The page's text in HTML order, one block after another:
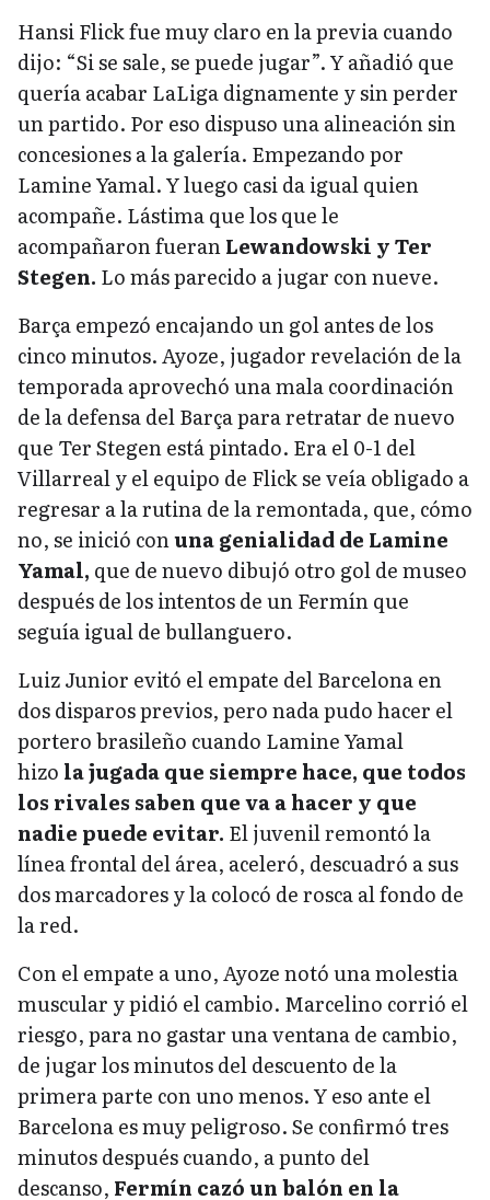
Hansi Flick fue muy claro en la previa cuando
dijo: “Si se sale, se puede jugar”. Y añadió que
quería acabar LaLiga dignamente y sin perder
un partido. Por eso dispuso una alineación sin
concesiones a la galería. Empezando por
Lamine Yamal. Y luego casi da igual quien
acompañe. Lástima que los que le
acompañaron fueranLewandowski y Ter
Stegen. Lo más parecido a jugar con nueve.
Barça empezó encajando un gol antes de los
cinco minutos. Ayoze, jugador revelación de la
temporada aprovechó una mala coordinación
de la defensa del Barça para retratar de nuevo
que Ter Stegen está pintado. Era el 0-1 del
Villarreal y el equipo de Flick se veía obligado a
regresar a la rutina de la remontada, que, cómo
no, se inició conuna genialidad de Lamine
Yamal, que de nuevo dibujó otro gol de museo
después de los intentos de un Fermín que
seguía igual de bullanguero.
Luiz Junior evitó el empate del Barcelona en
dos disparos previos, pero nada pudo hacer el
portero brasileño cuando Lamine Yamal
hizo la jugada que siempre hace, que todos
los rivales saben que va a hacer y que
nadie puede evitar. El juvenil remontó la
línea frontal del área, aceleró, descuadró a sus
dos marcadores y la colocó de rosca al fondo de
la red.
Con el empate a uno, Ayoze notó una molestia
muscular y pidió el cambio. Marcelino corrió el
riesgo, para no gastar una ventana de cambio,
de jugar los minutos del descuento de la
primera parte con uno menos. Y eso ante el
Barcelona es muy peligroso. Se confirmó tres
minutos después cuando, a punto del
descanso, Fermín cazó un balón en la